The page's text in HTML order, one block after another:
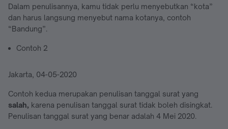
Dalam penulisannya, kamu tidak perlu menyebutkan “kota”
dan harus langsung menyebut nama kotanya, contoh
“Bandung”.
Contoh 2
Jakarta, 04-05-2020
Contoh kedua merupakan penulisan tanggal surat yang
salah, karena penulisan tanggal surat tidak boleh disingkat.
Penulisan tanggal surat yang benar adalah 4 Mei 2020.